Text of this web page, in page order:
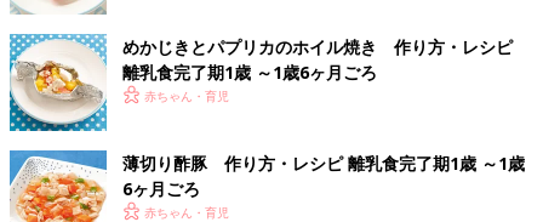
めかじきとパプリカのホイル焼き 作り方・レシピ
離乳食完了期1歳 ～1歳6ヶ月ごろ
赤ちゃん・育児
薄切り酢豚 作り方・レシピ 離乳食完了期1歳 ～1歳
6ヶ月ごろ
赤ちゃん・育児